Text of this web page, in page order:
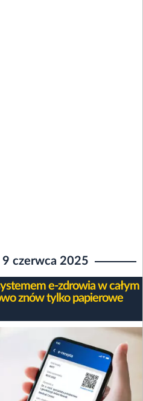
9 czerwca 2025
e-zdrowia w całym
znów tylko papierowe